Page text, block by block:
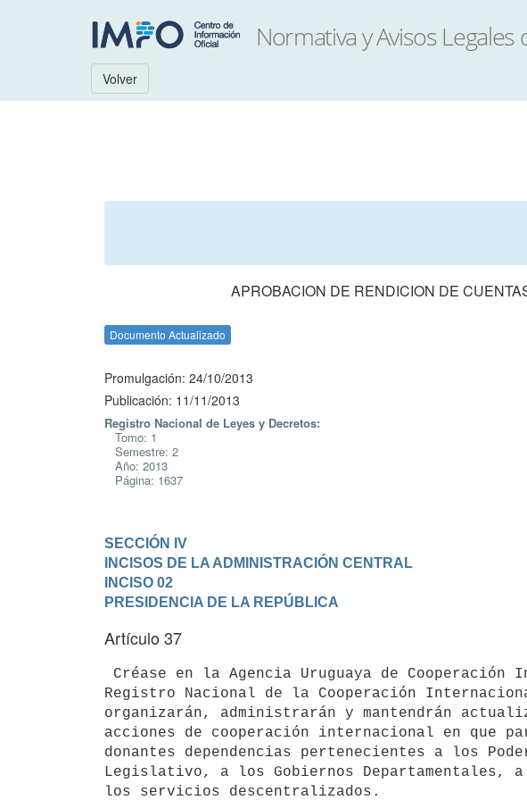
Volver
APROBACION DE RENDICION DE
Documento Actualizado
Promulgación: 24/10/2013
Publicación: 11/11/2013
Registro Nacional de Leyes y Decretos:
Tomo: 1
Semestre: 2
Año: 2013
Página: 1637
SECCIÓN IV
INCISOS DE LA ADMINISTRACIÓN CENTRAL
INCISO 02
PRESIDENCIA DE LA REPÚBLICA
Artículo 37
Registro Nacional de la Cooperación
organizarán, administrarán y mantendrán
acciones de cooperación internacional en que
donantes dependencias pertenecientes a los
Legislativo, a los Gobiernos Departamentales,
los servicios descentralizados.